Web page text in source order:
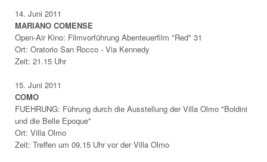
14. Juni 2011
MARIANO COMENSE
Open-Air Kino: Filmvorführung Abenteuerfilm "Red" 31
Ort: Oratorio San Rocco - Via Kennedy
Zeit: 21.15 Uhr
15. Juni 2011
COMO
FUEHRUNG: Führung durch die Ausstellung der Villa Olmo "Boldini
und die Belle Epoque"
Ort: Villa Olmo
Zeit: Treffen um 09.15 Uhr vor der Villa Olmo